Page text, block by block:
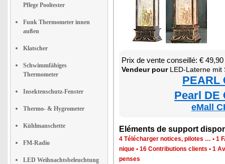
Pflege Pooltester
Funk Thermometer innen
außen
Klatscher
Schwimmfähiges
Thermometer
Insektenschutz-Fenster
Thermo- & Hygrometer
Kühlmanschette
FM-Radio
LED Weihnachtsbeleuchtung
Prix de vente conseillé: € 49,90
Ven­deur pourLED-Laterne mit
PEARL
Pearl DE
eMall
Elé­ments de sup­port
4 Télé­char­ger notices, pilotes … • 1
nique • 16 Contri­bu­tions clients • 1
penses